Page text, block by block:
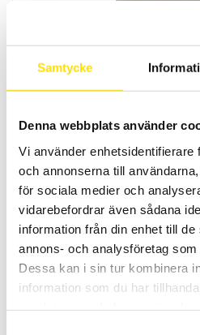
Samtycke
Denna webbplats använder
Vi använder enhetsidentifierare
och annonserna till
för sociala medier och
vidarebefordrar även sådana
information från din enhet till
annons- och analysföretag som
Dessa kan i sin tur kombinera
information som du har
Säkring till MTX &
till
Tillbehör till
mätinstrument och